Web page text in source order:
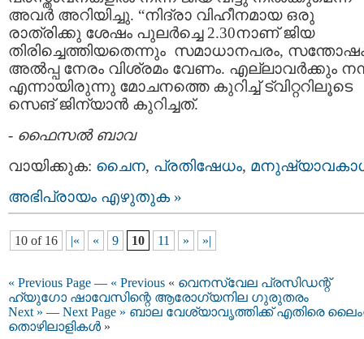
അവര്‍ അറിയിച്ചു. “നിദ്രാ വിഹീനമായ ഒരു
രാത്രിക്കു ശേഷം പുലര്‍ച്ചെ 2.30നാണ് ജിയ
തിരിച്ചെത്തിയതെന്നും സമാധാനപരം,
അല്‍പ്പ നേരം വിശ്രമം വേണം. എല്ലാവര്‍ക്കും
എന്നായിരുന്നു മോചനത്തെ കുറിച്ച് ട്വിറ്ററിലൂടെ
സെങ് ജിന്യാന്‍ കുറിച്ചത്.
- ഫൈസല്‍ ബാവ
വായിക്കുക: ചൈന, പ്രതിഷേധം,
അഭിപ്രായം എഴുതുക »
10 of 16 |« « 9 10 11 » »|
« Previous Page — « Previous « വെനസ്വേല പ്രസിഡന്റ്
ഹ്യുഗോ ഷാവേസിന്റെ ആരോഗ്യനില ഗുരുതരം
Next » — Next Page » ബാല വേശ്യാവൃത്തിക്ക് എതിരെ
തൊഴിലാളികള്‍ »